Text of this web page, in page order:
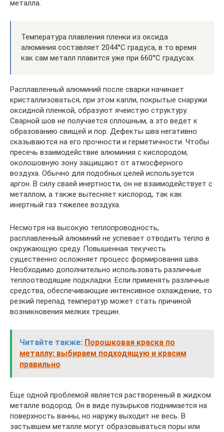
металла.
Температура плавления пленки из оксида
алюминия составляет 2044°C градуса, в то время
как сам металл плавится уже при 660°C градусах.
Расплавленный алюминий после сварки начинает
кристаллизоваться, при этом капли, покрытые снаружи
оксидной пленкой, образуют ячеистую структуру.
Сварной шов не получается сплошным, а это ведет к
образованию свищей и пор. Дефекты шва негативно
сказываются на его прочности и герметичности. Чтобы
пресечь взаимодействие алюминия с кислородом,
околошовную зону защищают от атмосферного
воздуха. Обычно для подобных целей используется
аргон. В силу сваей инертности, он не взаимодействует с
металлом, а также вытесняет кислород, так как
инертный газ тяжелее воздуха.
Несмотря на высокую теплопроводность,
расплавленный алюминий не успевает отводить тепло в
окружающую среду. Повышенная текучесть
существенно осложняет процесс формирования шва.
Необходимо дополнительно использовать различные
теплоотводящие подкладки. Если применять различные
средства, обеспечивающие интенсивное охлаждение, то
резкий перепад температур может стать причиной
возникновения мелких трещин.
Читайте также: Порошковая краска по
металлу: выбираем подходящую и красим
правильно
Еще одной проблемой является растворенный в жидком
металле водород. Он в виде пузырьков поднимается на
поверхность ванны, но наружу выходит не весь. В
застывшем металле могут образовываться поры или